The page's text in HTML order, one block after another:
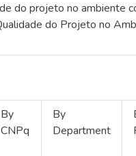
do projeto no ambiente
do Projeto no
By
CNPq
By
Department